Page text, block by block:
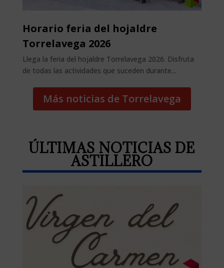
Horario feria del hojaldre
Torrelavega 2026
Llega la feria del hojaldre Torrelavega 2026. Disfruta
de todas las actividades que suceden durante...
Más noticias de Torrelavega
ÚLTIMAS NOTICIAS DE
ASTILLERO